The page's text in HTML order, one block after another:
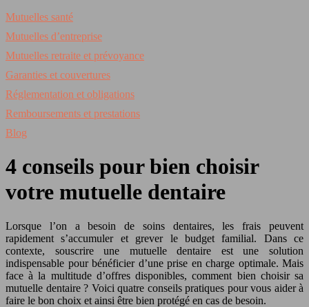
Mutuelles santé
Mutuelles d’entreprise
Mutuelles retraite et prévoyance
Garanties et couvertures
Réglementation et obligations
Remboursements et prestations
Blog
4 conseils pour bien choisir
votre mutuelle dentaire
Lorsque l’on a besoin de soins dentaires, les frais peuvent
rapidement s’accumuler et grever le budget familial. Dans ce
contexte, souscrire une mutuelle dentaire est une solution
indispensable pour bénéficier d’une prise en charge optimale. Mais
face à la multitude d’offres disponibles, comment bien choisir sa
mutuelle dentaire ? Voici quatre conseils pratiques pour vous aider à
faire le bon choix et ainsi être bien protégé en cas de besoin.